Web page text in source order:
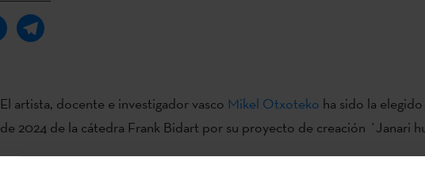
El artista, docente e investigador vasco Mikel Otxoteko ha sido la
de 2024 de la cátedra Frank Bidart por su proyecto de creación ´Janari